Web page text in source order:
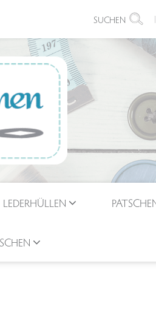
SUCHEN
LEDERHÜLLEN